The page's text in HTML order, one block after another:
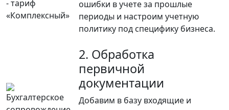
ошибки в учете за прошлые
периоды и настроим учетную
политику под специфику бизнеса.
2. Обработка
первичной
документации
Добавим в базу входящие и